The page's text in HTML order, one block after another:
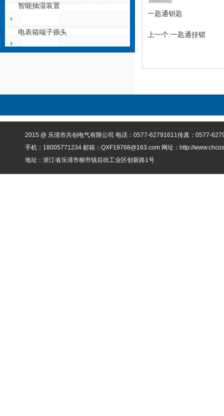
智能抽湿装置
电表箱端子插头
一匙通钥匙
上一个:一匙通挂锁
2015 @ 乐清市共创电气有限公司 电话：0577-62791611传真：0577-
手机：18005771234 邮箱：QXF19768@163.com 网址：http://
地址：浙江省乐清市柳市镇后街工业区创新路1号